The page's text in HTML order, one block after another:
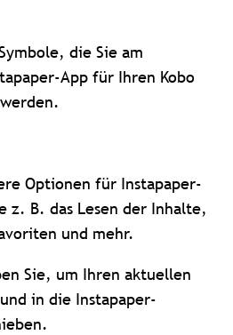
die Sie am
App für Ihren Kobo
Optionen für Instapaper-
z. B. das Lesen der Inhalte,
und mehr.
Sie, um Ihren aktuellen
in die Instapaper-